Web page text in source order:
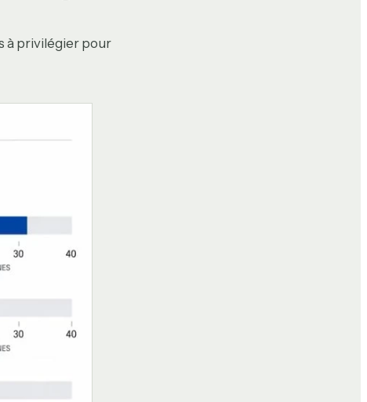
à privilégier pour